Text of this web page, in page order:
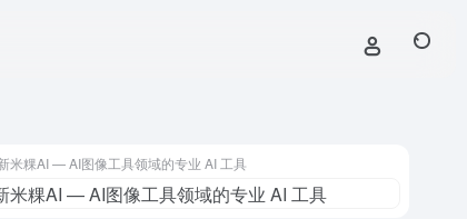
米粿AI — AI图像工具领域的专业 AI 工具